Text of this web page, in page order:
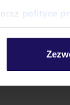
oraz polityce